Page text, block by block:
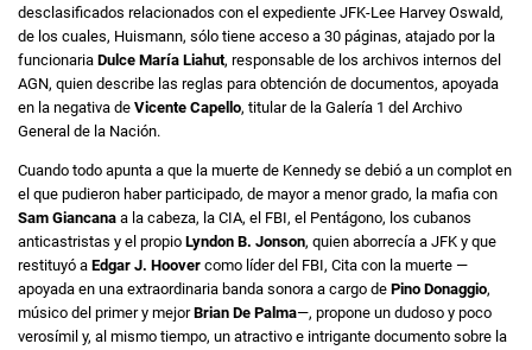
desclasificados relacionados con el expediente JFK-Lee Harvey Oswald,
de los cuales, Huismann, sólo tiene acceso a 30 páginas, atajado por la
funcionaria Dulce María Liahut, responsable de los archivos internos del
AGN, quien describe las reglas para obtención de documentos, apoyada
en la negativa de Vicente Capello, titular de la Galería 1 del Archivo
General de la Nación.
Cuando todo apunta a que la muerte de Kennedy se debió a un complot en
el que pudieron haber participado, de mayor a menor grado, la mafia con
Sam Giancana a la cabeza, la CIA, el FBI, el Pentágono, los cubanos
anticastristas y el propio Lyndon B. Jonson, quien aborrecía a JFK y que
restituyó a Edgar J. Hoover como líder del FBI, Cita con la muerte —
apoyada en una extraordinaria banda sonora a cargo de Pino Donaggio,
músico del primer y mejorBrian De Palma—, propone un dudoso y poco
verosímil y, al mismo tiempo, un atractivo e intrigante documento sobre la